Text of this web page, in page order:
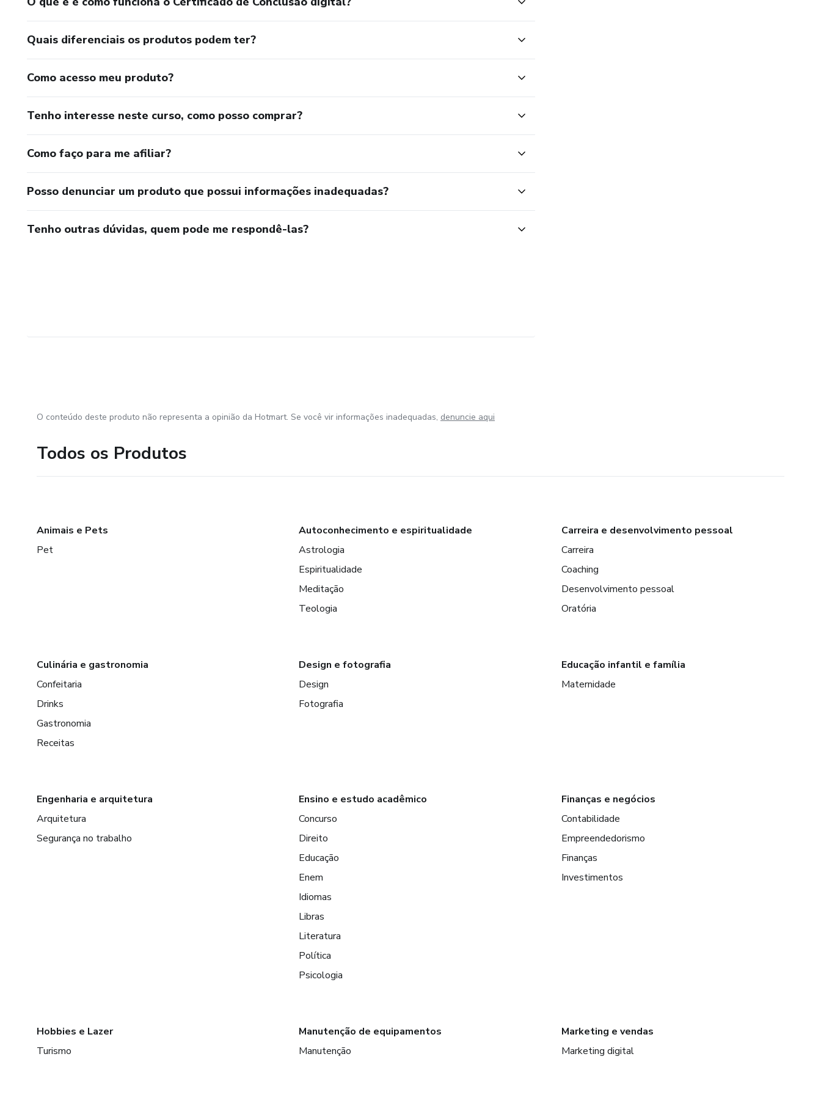
Quais diferenciais os produtos podem ter?
Como acesso meu produto?
Tenho interesse neste curso, como posso comprar?
Como faço para me afiliar?
Posso denunciar um produto que possui informações inadequadas?
Tenho outras dúvidas, quem pode me respondê-las?
O conteúdo deste produto não representa a opinião da Hotmart. Se você vir informações inadequadas, denuncie aqui
Todos os Produtos
Animais e Pets
Pet
Autoconhecimento e espiritualidade
Astrologia
Espiritualidade
Meditação
Teologia
Carreira e desenvolvimento pessoal
Carreira
Coaching
Desenvolvimento pessoal
Oratória
Culinária e gastronomia
Confeitaria
Drinks
Gastronomia
Receitas
Design e fotografia
Design
Fotografia
Educação infantil e família
Maternidade
Engenharia e arquitetura
Arquitetura
Segurança no trabalho
Ensino e estudo acadêmico
Concurso
Direito
Educação
Enem
Idiomas
Libras
Literatura
Política
Psicologia
Finanças e negócios
Contabilidade
Empreendedorismo
Finanças
Investimentos
Hobbies e Lazer
Turismo
Manutenção de equipamentos
Manutenção
Marketing e vendas
Marketing digital